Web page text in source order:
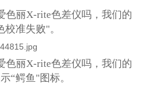
色丽X-rite色差仪吗，我们的
准失败"。
色丽X-rite色差仪吗，我们的
“鳄鱼"图标。